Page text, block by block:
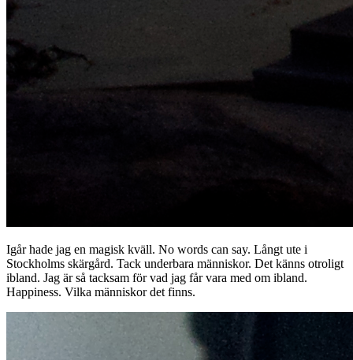
Igår hade jag en magisk kväll. No words can say. Långt ute i
Stockholms skärgård. Tack underbara människor. Det känns otroligt
ibland. Jag är så tacksam för vad jag får vara med om ibland.
Happiness. Vilka människor det finns.